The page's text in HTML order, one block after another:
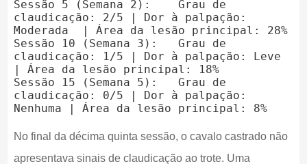
Sessão 5 (Semana 2):    Grau de
claudicação: 2/5 | Dor à palpação:
Moderada  | Área da lesão principal: 28%
Sessão 10 (Semana 3):   Grau de
claudicação: 1/5 | Dor à palpação: Leve
| Área da lesão principal: 18%
Sessão 15 (Semana 5):   Grau de
claudicação: 0/5 | Dor à palpação:
Nenhuma | Área da lesão principal: 8%
No final da décima quinta sessão, o cavalo castrado não
apresentava sinais de claudicação ao trote. Uma